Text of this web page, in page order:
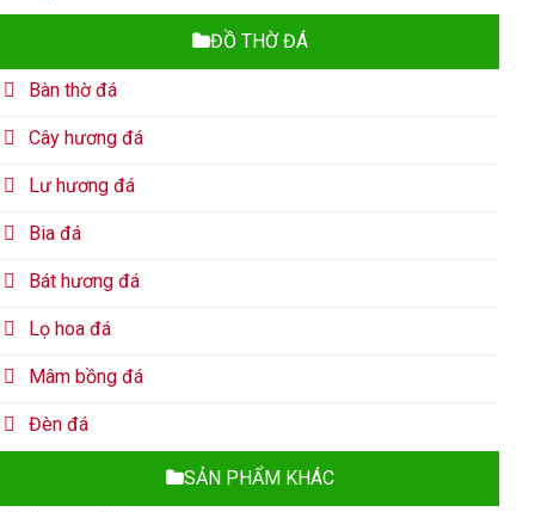
ĐỒ THỜ ĐÁ
Bàn thờ đá
Cây hương đá
Lư hương đá
Bia đá
Bát hương đá
Lọ hoa đá
Mâm bồng đá
Đèn đá
SẢN PHẨM KHÁC